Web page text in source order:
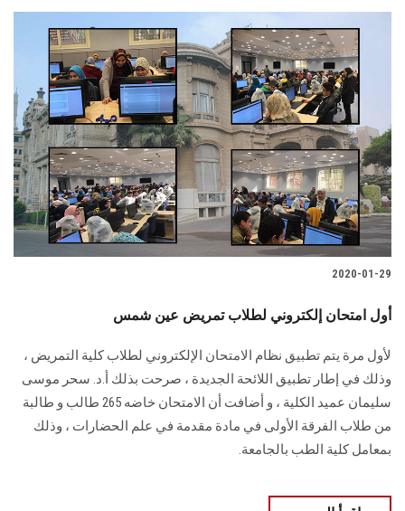
الأنظمة الذكية
تواصل معنا
الطلاب
هيئة التدريس
الزائـرون
2020-01-29
أول امتحان إلكتروني لطلاب تمريض عين شمس
لأول مرة يتم تطبيق نظام الامتحان الإلكتروني لطلاب كلية التمريض ،
وذلك في إطار تطبيق اللائحة الجديدة ، صرحت بذلك أ.د. سحر موسى
سليمان عميد الكلية ، و أضافت أن الامتحان خاضه 265 طالب و طالبة
من طلاب الفرقة الأولى في مادة مقدمة في علم الحضارات ، وذلك
بمعامل كلية الطب بالجامعة.